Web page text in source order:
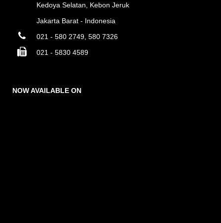
Kedoya Selatan, Kebon Jeruk
Jakarta Barat - Indonesia
021 - 580 2749, 580 7326
021 - 5830 4589
NOW AVAILABLE ON